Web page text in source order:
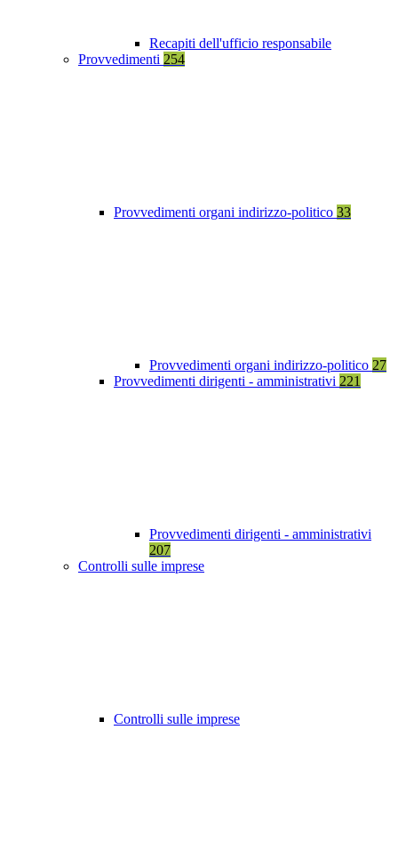
Recapiti dell'ufficio responsabile
Provvedimenti 254
Provvedimenti organi indirizzo-politico 33
Provvedimenti organi indirizzo-politico 27
Provvedimenti dirigenti - amministrativi 221
Provvedimenti dirigenti - amministrativi
207
Controlli sulle imprese
Controlli sulle imprese